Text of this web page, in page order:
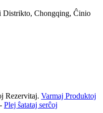
Distrikto, Chongqing, Ĉinio
Rezervitaj. Varmaj Produktoj
- Plej ŝatataj serĉoj